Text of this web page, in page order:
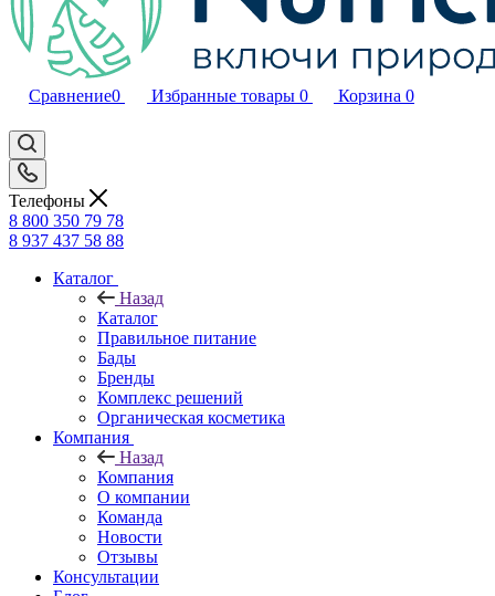
Сравнение0 Избранные товары 0 Корзина 0
Телефоны
8 800 350 79 78
8 937 437 58 88
Каталог
Назад
Каталог
Правильное питание
Бады
Бренды
Комплекс решений
Органическая косметика
Компания
Назад
Компания
О компании
Команда
Новости
Отзывы
Консультации